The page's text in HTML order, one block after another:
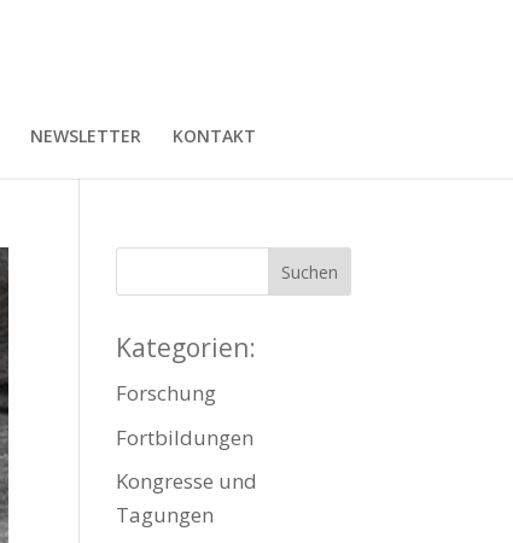
NEWSLETTER KONTAKT
Kategorien:
Forschung
Fortbildungen
Kongresse und
Tagungen